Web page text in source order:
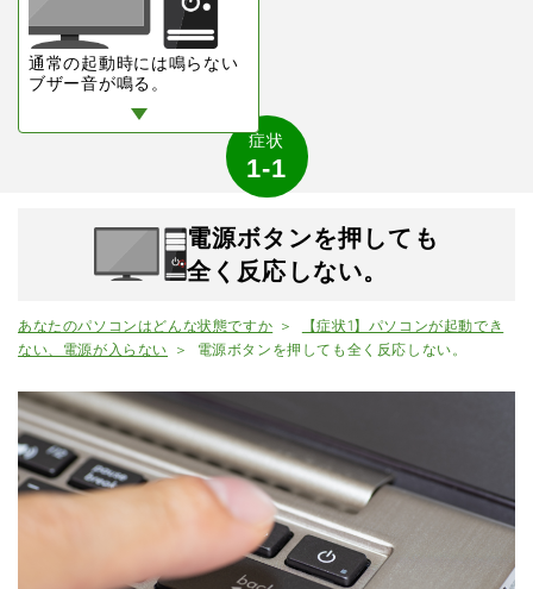
通常の起動時には鳴らない
ブザー音が鳴る。
症状
1-1
電源ボタンを押しても
全く反応しない。
あなたのパソコンはどんな状態ですか
【症状1】パソコンが起動でき
ない、電源が入らない
電源ボタンを押しても全く反応しない。